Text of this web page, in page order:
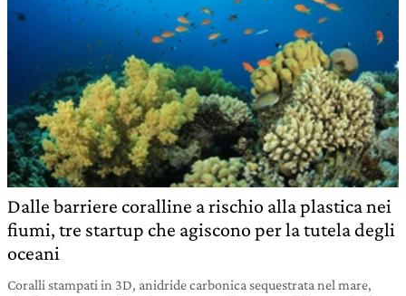
Dalle barriere coralline a rischio alla plastica nei
fiumi, tre startup che agiscono per la tutela degli
oceani
Coralli stampati in 3D, anidride carbonica sequestrata nel mare,